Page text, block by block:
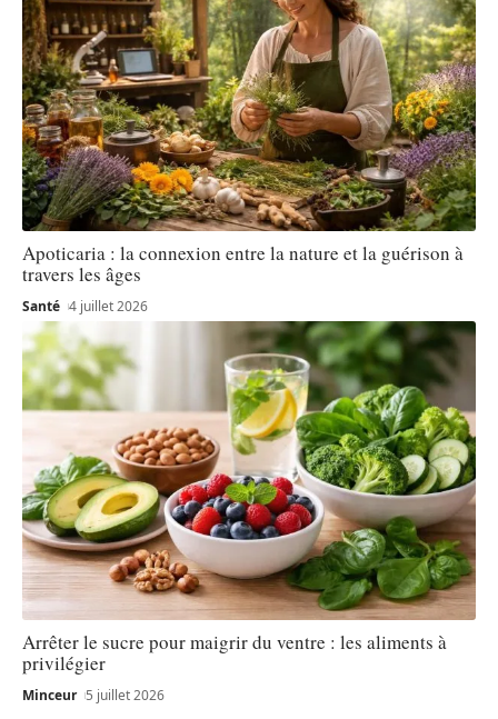
Apoticaria : la connexion entre la nature et la guérison à
travers les âges
Santé 4 juillet 2026
Arrêter le sucre pour maigrir du ventre : les aliments à
privilégier
Minceur 5 juillet 2026